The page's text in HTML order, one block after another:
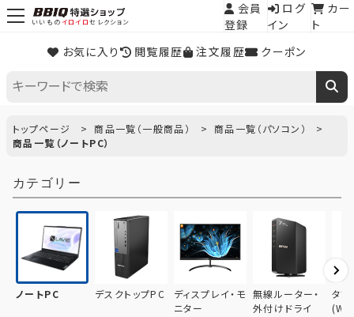
いいものイロイロセレクション
お気に入り 閲覧履歴 注文履歴 クーポン
会員
登録
ログ
イン
カー
ト
トップページ 商品一覧（一般商品）
商品一覧（パソコン）
商品一覧（ノートPC）
カテゴリー
ノートPC デスクトップPC
ディスプレイ・モ
ニター
無線ルーター・
外付けドライ
タブ